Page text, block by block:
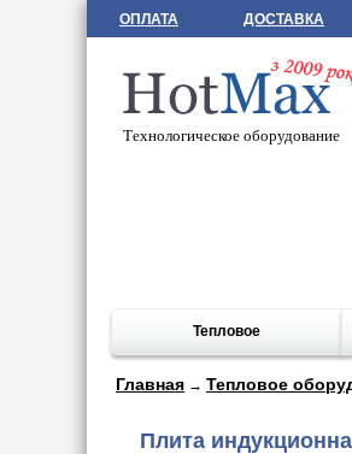
ОПЛАТА ДОСТАВКА
Технологическое оборудование
Тепловое
Главная → Тепловое
Плита